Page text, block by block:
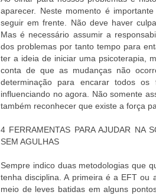
aparecer. Neste momento é
seguir em frente. Não deve haver
Mas é necessário assumir a
dos problemas por tanto tempo para
ter a ideia de iniciar uma psicoterapia,
conta de que as mudanças não
determinação para encarar todos
influenciando no agora. Não somente
também reconhecer que existe a força
4 FERRAMENTAS PARA AJUDAR NA
SEM AGULHAS
Sempre indico duas metodologias que
tenha disciplina. A primeira é a EFT ou
meio de leves batidas em alguns